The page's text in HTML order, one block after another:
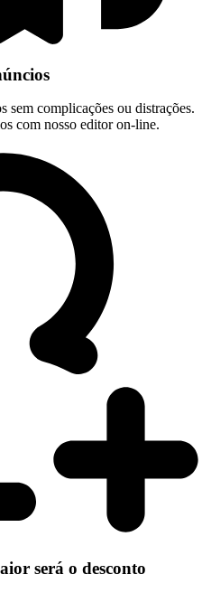
complicações ou distrações.
com nosso editor on-line.
será o desconto